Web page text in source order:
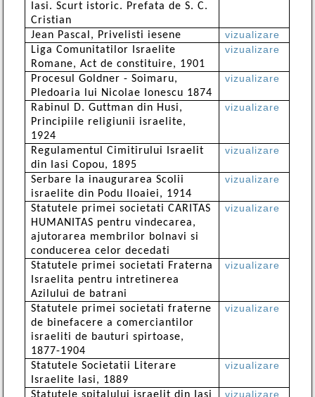
Iasi. Scurt istoric. Prefata de S. C.
Cristian
Jean Pascal, Privelisti iesene
vizualizare
Liga Comunitatilor Israelite
Romane, Act de constituire, 1901
vizualizare
Procesul Goldner - Soimaru,
Pledoaria lui Nicolae Ionescu 1874
vizualizare
Rabinul D. Guttman din Husi,
Principiile religiunii israelite,
1924
vizualizare
Regulamentul Cimitirului Israelit
din Iasi Copou, 1895
vizualizare
Serbare la inaugurarea Scolii
israelite din Podu Iloaiei, 1914
vizualizare
Statutele primei societati CARITAS
HUMANITAS pentru vindecarea,
ajutorarea membrilor bolnavi si
conducerea celor decedati
vizualizare
Statutele primei societati Fraterna
Israelita pentru intretinerea
Azilului de batrani
vizualizare
Statutele primei societati fraterne
de binefacere a comerciantilor
israeliti de bauturi spirtoase,
1877-1904
vizualizare
Statutele Societatii Literare
Israelite Iasi, 1889
vizualizare
vizualizare